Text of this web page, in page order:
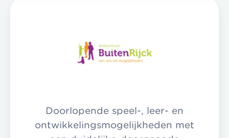
Doorlopende speel-, leer- en
ontwikkelingsmogelijkheden met